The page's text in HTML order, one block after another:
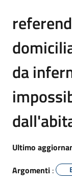
da
Ultimo
Argomenti :